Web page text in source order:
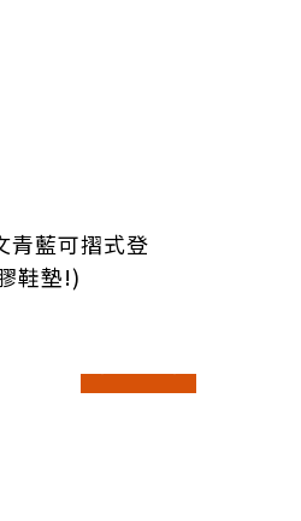
青藍可摺式登
鞋墊!)
prev next